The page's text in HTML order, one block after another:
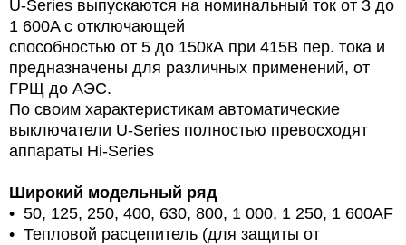
U-Series выпускаются на номинальный ток от 3 до
1 600A с отключающей
способностью от 5 до 150кА при 415В пер. тока и
предназначены для различных применений, от
ГРЩ до АЭС.
По своим характеристикам автоматические
выключатели U-Series полностью превосходят
аппараты Hi-Series
Широкий модельный ряд
• 50, 125, 250, 400, 630, 800, 1 000, 1 250, 1 600AF
• Тепловой расцепитель (для защиты от